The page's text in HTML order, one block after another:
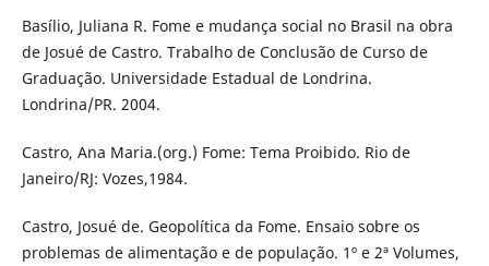
Basílio, Juliana R. Fome e mudança social no Brasil na obra
de Josué de Castro. Trabalho de Conclusão de Curso de
Graduação. Universidade Estadual de Londrina.
Londrina/PR. 2004.
Castro, Ana Maria.(org.) Fome: Tema Proibido. Rio de
Janeiro/RJ: Vozes,1984.
Castro, Josué de. Geopolítica da Fome. Ensaio sobre os
problemas de alimentação e de população. 1º e 2ª Volumes,